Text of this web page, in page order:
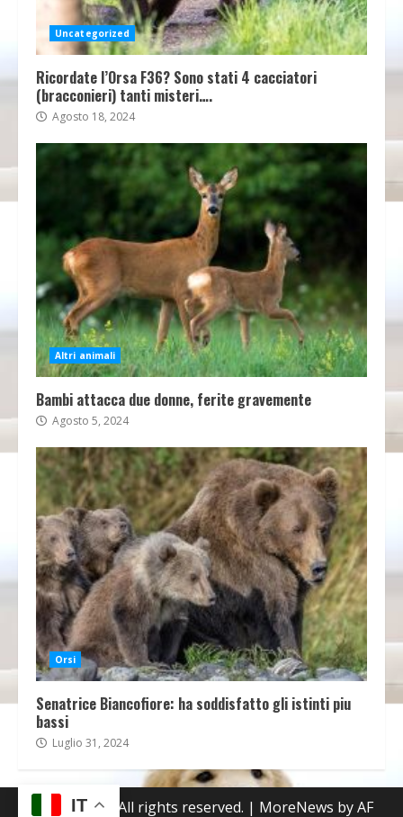
Uncategorized
Ricordate l’Orsa F36? Sono stati 4 cacciatori
(bracconieri) tanti misteri….
Agosto 18, 2024
Altri animali
Bambi attacca due donne, ferite gravemente
Agosto 5, 2024
Orsi
Senatrice Biancofiore: ha soddisfatto gli istinti piu
bassi
Luglio 31, 2024
Copyright © All rights reserved. | MoreNews by AF
IT